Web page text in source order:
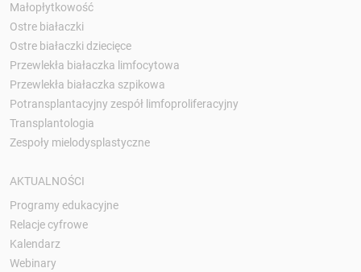
Małopłytkowość
Ostre białaczki
Ostre białaczki dziecięce
Przewlekła białaczka limfocytowa
Przewlekła białaczka szpikowa
Potransplantacyjny zespół limfoproliferacyjny
Transplantologia
Zespoły mielodysplastyczne
AKTUALNOŚCI
Programy edukacyjne
Relacje cyfrowe
Kalendarz
Webinary